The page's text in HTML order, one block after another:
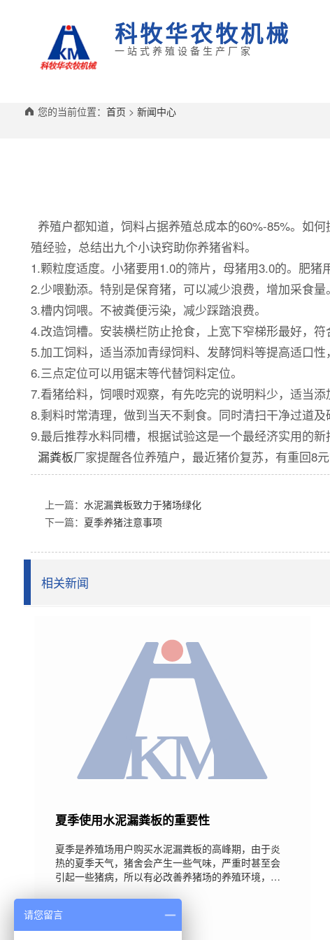
科牧华农牧机械
一站式养殖设备生产厂家
您的当前位置： 首页 > 新闻中心
养殖户都知道，饲料占据养殖总成本的60%-85%。如
殖经验，总结出九个小诀窍助你养猪省料。
1.颗粒度适度。小猪要用1.0的筛片，母猪用3.0的。肥猪
2.少喂勤添。特别是保育猪，可以减少浪费，增加采食量。
3.槽内饲喂。不被粪便污染，减少踩踏浪费。
4.改造饲槽。安装横栏防止抢食，上宽下窄梯形最好，
5.加工饲料，适当添加青绿饲料、发酵饲料等提高适口性
6.三点定位可以用锯末等代替饲料定位。
7.看猪给料，饲喂时观察，有先吃完的说明料少，适当添
8.剩料时常清理，做到当天不剩食。同时清扫干净过道及
9.最后推荐水料同槽，根据试验这是一个最经济实用的
漏粪板厂家提醒各位养殖户，最近猪价复苏，有重回8
上一篇： 水泥漏粪板致力于猪场绿化
下一篇： 夏季养猪注意事项
相关新闻
夏季使用水泥漏粪板的重要性
夏季是养殖场用户购买水泥漏粪板的高峰期，由于炎
热的夏季天气，猪舍会产生一些气味，严重时甚至会
引起一些猪病，所以有必改善养猪场的养殖环境，因
家分享一下夏季使用水泥漏粪板的重要性，希望对大
家有所帮助。 1. 卫生环境：养猪场使用猪粪板可以轻
松解决这些夏季养猪场的问题。首先，猪粪可以漏到
请您留言